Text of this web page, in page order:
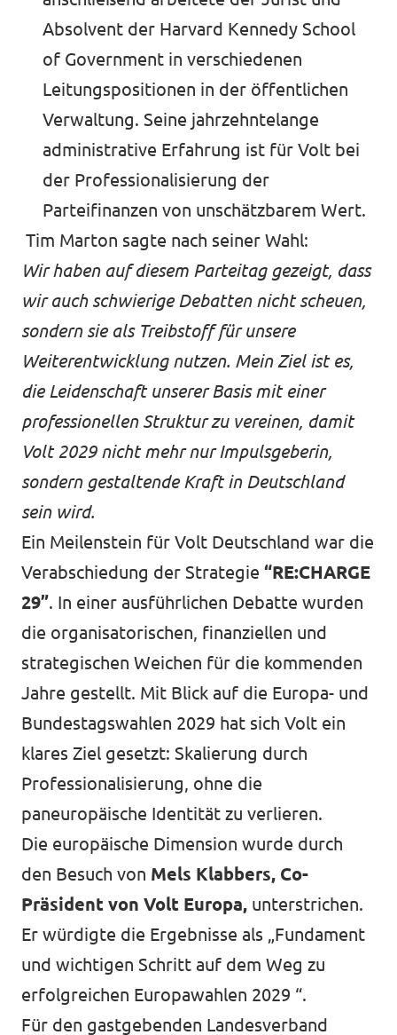
Absolvent der Harvard Kennedy School
of Government in verschiedenen
Leitungspositionen in der öffentlichen
Verwaltung. Seine jahrzehntelange
administrative Erfahrung ist für Volt bei
der Professionalisierung der
Parteifinanzen von unschätzbarem Wert.
Tim Marton sagte nach seiner Wahl:
Wir haben auf diesem Parteitag gezeigt, dass
wir auch schwierige Debatten nicht scheuen,
sondern sie als Treibstoff für unsere
Weiterentwicklung nutzen. Mein Ziel ist es,
die Leidenschaft unserer Basis mit einer
professionellen Struktur zu vereinen, damit
Volt 2029 nicht mehr nur Impulsgeberin,
sondern gestaltende Kraft in Deutschland
sein wird.
Ein Meilenstein für Volt Deutschland war die
Verabschiedung der Strategie “RE:CHARGE
29”. In einer ausführlichen Debatte wurden
die organisatorischen, finanziellen und
strategischen Weichen für die kommenden
Jahre gestellt. Mit Blick auf die Europa- und
Bundestagswahlen 2029 hat sich Volt ein
klares Ziel gesetzt: Skalierung durch
Professionalisierung, ohne die
paneuropäische Identität zu verlieren.
Die europäische Dimension wurde durch
den Besuch von Mels Klabbers, Co-
Präsident von Volt Europa, unterstrichen.
Er würdigte die Ergebnisse als „Fundament
und wichtigen Schritt auf dem Weg zu
erfolgreichen Europawahlen 2029 “.
Für den gastgebenden Landesverband